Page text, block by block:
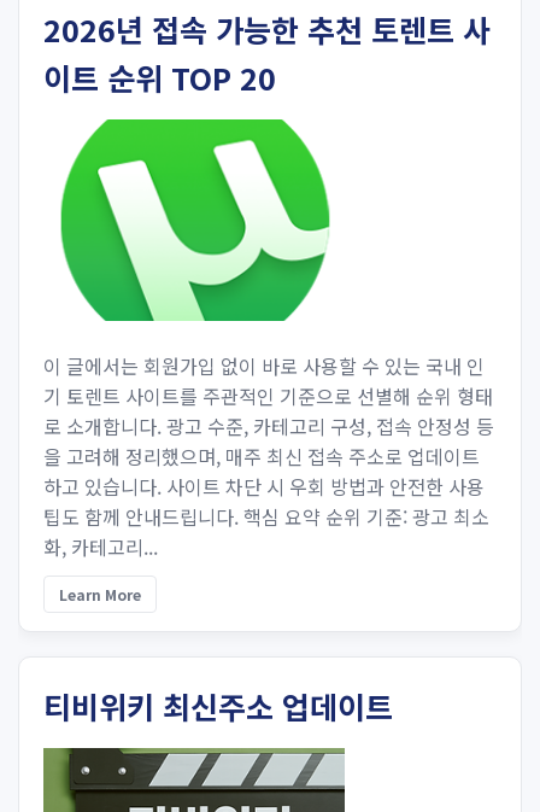
2026년 접속 가능한 추천 토렌트 사
이트 순위 TOP 20
이 글에서는 회원가입 없이 바로 사용할 수 있는 국내 인
기 토렌트 사이트를 주관적인 기준으로 선별해 순위 형태
로 소개합니다. 광고 수준, 카테고리 구성, 접속 안정성 등
을 고려해 정리했으며, 매주 최신 접속 주소로 업데이트
하고 있습니다. 사이트 차단 시 우회 방법과 안전한 사용
팁도 함께 안내드립니다. 핵심 요약 순위 기준: 광고 최소
화, 카테고리...
Learn More
티비위키 최신주소 업데이트